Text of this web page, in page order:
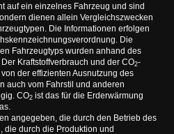
auf ein einzelnes Fahrzeug und sind
dienen allein Vergleichszwecken
Die Informationen erfolgen
Die
Fahrzeugtyps wurden anhand des
Kraftstoffverbrauch und der CO2-
der effizienten Ausnutzung des
auch vom Fahrstil und anderen
CO2ist das für die Erderwärmung
angegeben, die durch den Betrieb des
die durch die Produktion und